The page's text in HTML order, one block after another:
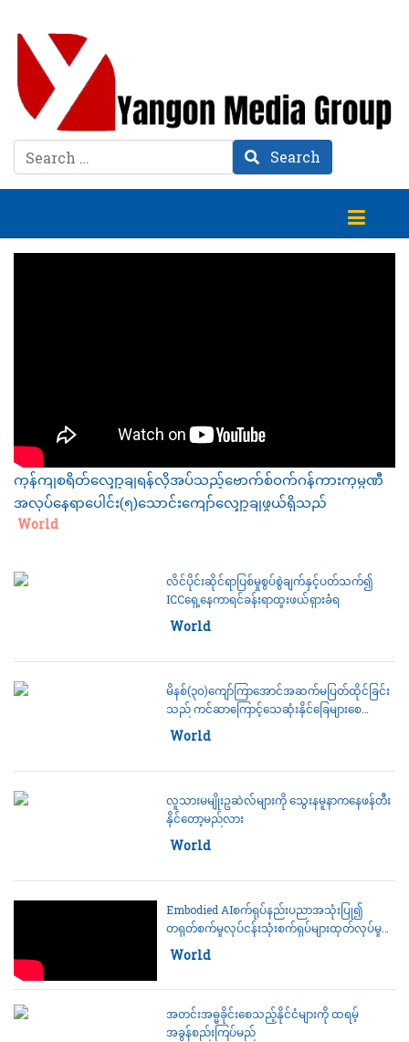
Search Search
ကုန်ကျစရိတ်လျှော့ချရန်လိုအပ်သည့်ဗောက်စ်ဝက်ဂန်ကားကုမ္ပဏီ
အလုပ်နေရာပေါင်း(၅)သောင်းကျော်လျှော့ချဖွယ်ရှိသည်
Category:
World
လိင်ပိုင်းဆိုင်ရာပြစ်မှုစွပ်စွဲချက်နှင့်ပတ်သက်၍
ICCရှေ့နေကာရင်ခန်းရာထူးဖယ်ရှားခံရ
Category:
World
မိနစ်(၃၀)ကျော်ကြာအောင်အဆက်မပြတ်ထိုင်ခြင်း
သည် ကင်ဆာကြောင့်သေဆုံးနိုင်ခြေများစေ
နိုင်သည်
Category:
World
လူသားမမျိုးဥဆဲလ်များကို သွေးနမူနာကနေဖန်တီး
နိုင်တော့မည်လား
Category:
World
Embodied AIစက်ရုပ်နည်းပညာအသုံးပြု၍
တရုတ်စက်မှုလုပ်ငန်းသုံးစက်ရုပ်များထုတ်လုပ်မှု
အရှိန်မြှင့်တင်
Category:
World
အတင်းအဓ္မခိုင်းစေသည့်နိုင်ငံများကို ထရမ့်
အခွန်စည်းကြပ်မည်